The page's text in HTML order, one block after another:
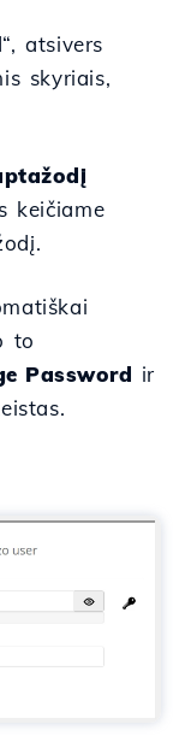
atsivers
skyriais,
keičiame
to
Password ir